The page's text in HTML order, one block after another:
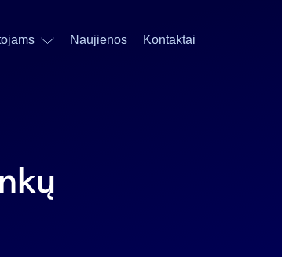
Naujienos Kontaktai